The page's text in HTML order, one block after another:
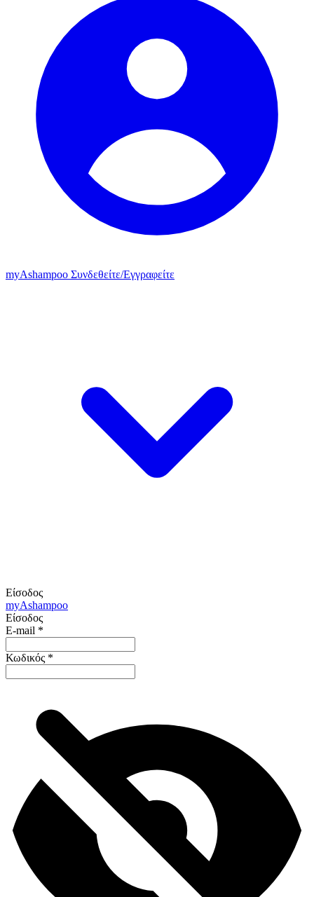
myAshampoo Συνδεθείτε/Εγγραφείτε
Είσοδος
myAshampoo
Είσοδος
E-mail *
Κωδικός *